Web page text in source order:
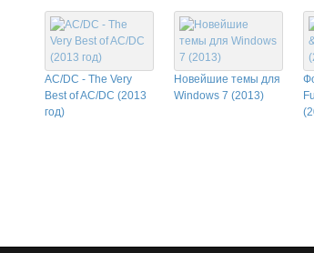
AC/DC - The Very
Best of AC/DC (2013
год)
Новейшие темы для
Windows 7 (2013)